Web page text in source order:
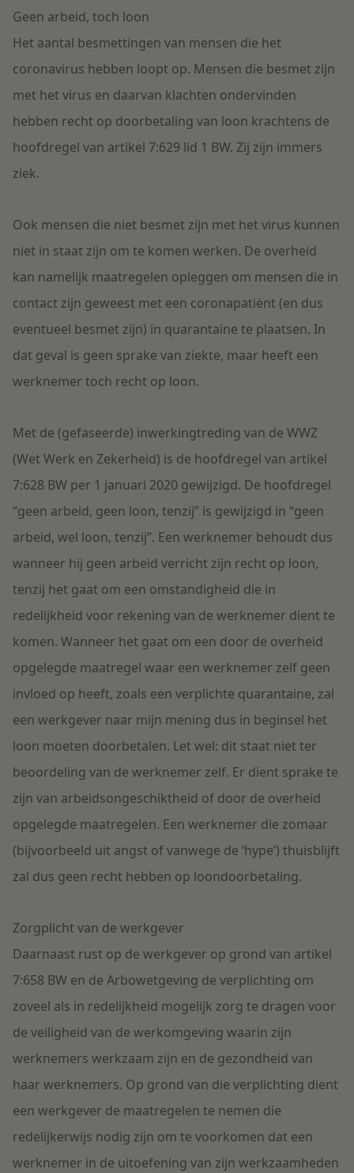
Litigation
Onderwijs
Geen arbeid, toch loon
Het aantal besmettingen van mensen die het
coronavirus hebben loopt op. Mensen die besmet zijn
met het virus en daarvan klachten ondervinden
hebben recht op doorbetaling van loon krachtens de
hoofdregel van artikel 7:629 lid 1 BW. Zij zijn immers
ziek.
Ook mensen die niet besmet zijn met het virus kunnen
niet in staat zijn om te komen werken. De overheid
kan namelijk maatregelen opleggen om mensen die in
contact zijn geweest met een coronapatiënt (en dus
eventueel besmet zijn) in quarantaine te plaatsen. In
dat geval is geen sprake van ziekte, maar heeft een
werknemer toch recht op loon.
Met de (gefaseerde) inwerkingtreding van de WWZ
(Wet Werk en Zekerheid) is de hoofdregel van artikel
7:628 BW per 1 januari 2020 gewijzigd. De hoofdregel
“geen arbeid, geen loon, tenzij” is gewijzigd in “geen
arbeid, wel loon, tenzij”. Een werknemer behoudt dus
wanneer hij geen arbeid verricht zijn recht op loon,
tenzij het gaat om een omstandigheid die in
redelijkheid voor rekening van de werknemer dient te
komen. Wanneer het gaat om een door de overheid
opgelegde maatregel waar een werknemer zelf geen
invloed op heeft, zoals een verplichte quarantaine, zal
een werkgever naar mijn mening dus in beginsel het
loon moeten doorbetalen. Let wel: dit staat niet ter
beoordeling van de werknemer zelf. Er dient sprake te
zijn van arbeidsongeschiktheid of door de overheid
opgelegde maatregelen. Een werknemer die zomaar
(bijvoorbeeld uit angst of vanwege de ‘hype’) thuisblijft
zal dus geen recht hebben op loondoorbetaling.
Zorgplicht van de werkgever
Daarnaast rust op de werkgever op grond van artikel
7:658 BW en de Arbowetgeving de verplichting om
zoveel als in redelijkheid mogelijk zorg te dragen voor
de veiligheid van de werkomgeving waarin zijn
werknemers werkzaam zijn en de gezondheid van
haar werknemers. Op grond van die verplichting dient
een werkgever de maatregelen te nemen die
redelijkerwijs nodig zijn om te voorkomen dat een
werknemer in de uitoefening van zijn werkzaamheden